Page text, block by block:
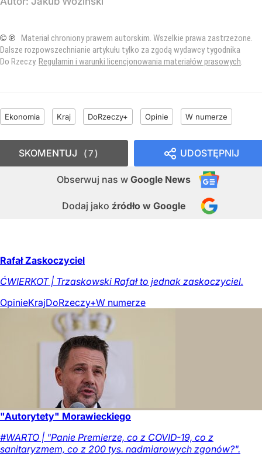
© ℗ Materiał chroniony prawem autorskim. Wszelkie prawa zastrzeżone.
Dalsze rozpowszechnianie artykułu tylko za zgodą wydawcy tygodnika
Do Rzeczy. Regulamin i warunki licencjonowania materiałów prasowych.
Ekonomia Kraj DoRzeczy+ Opinie W numerze
UDOSTĘPNIJ
Obserwuj nas w Google News
Dodaj jako źródło w Google
SKOMENTUJ 7
Rafał Zaskoczyciel
ĆWIERKOT | Trzaskowski Rafał to jednak zaskoczyciel.
OpinieKrajDoRzeczy+W numerze
"Autorytety" Morawieckiego
#WARTO | "Panie Premierze, co z COVID-19, co z
sanitaryzmem, co z 200 tys. nadmiarowych zgonów?".